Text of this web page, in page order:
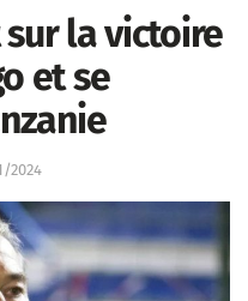
la victoire
et se
2024